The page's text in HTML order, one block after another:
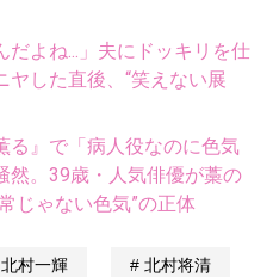
よね...」夫にドッキリを仕
ヤした直後、“笑えない展
る』で「病人役なのに色気
然。39歳・人気俳優が藁の
じゃない色気”の正体
村一輝 北村将清